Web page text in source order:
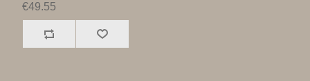
€49.55